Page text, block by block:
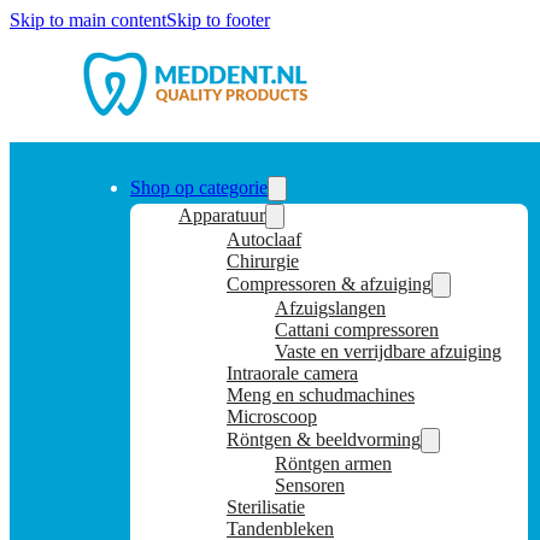
Skip to main contentSkip to footer
Shop op categorie
Apparatuur
Autoclaaf
Chirurgie
Compressoren & afzuiging
Afzuigslangen
Cattani compressoren
Vaste en verrijdbare afzuiging
Intraorale camera
Meng en schudmachines
Microscoop
Röntgen & beeldvorming
Röntgen armen
Sensoren
Sterilisatie
Tandenbleken